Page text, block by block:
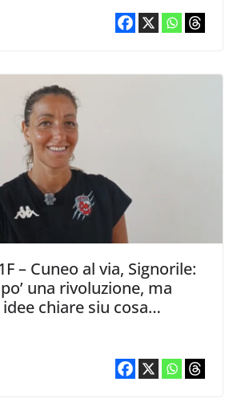
– Cuneo al via, Signorile:
una rivoluzione, ma
chiare siu cosa